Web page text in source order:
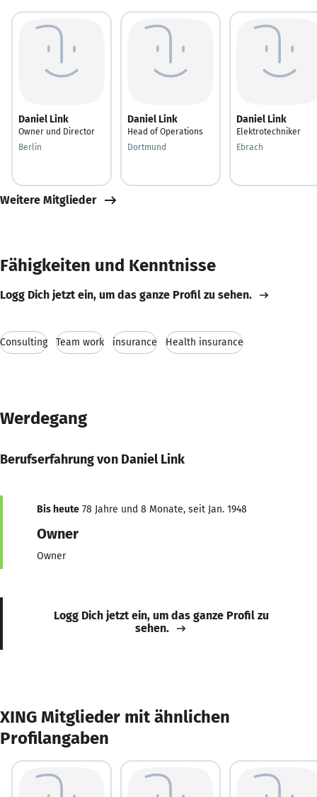
Daniel Link
Owner und Director
Berlin
Daniel Link
Head of Operations
Dortmund
Daniel Link
Elektrotechniker
Ebrach
Weitere Mitglieder
Fähigkeiten und Kenntnisse
Logg Dich jetzt ein, um das ganze Profil zu sehen.
Consulting Team work insurance Health insurance
Werdegang
Berufserfahrung von Daniel Link
Bis heute 78 Jahre und 8 Monate, seit Jan. 1948
Owner
Owner
Logg Dich jetzt ein, um das ganze Profil zu
sehen.
XING Mitglieder mit ähnlichen
Profilangaben